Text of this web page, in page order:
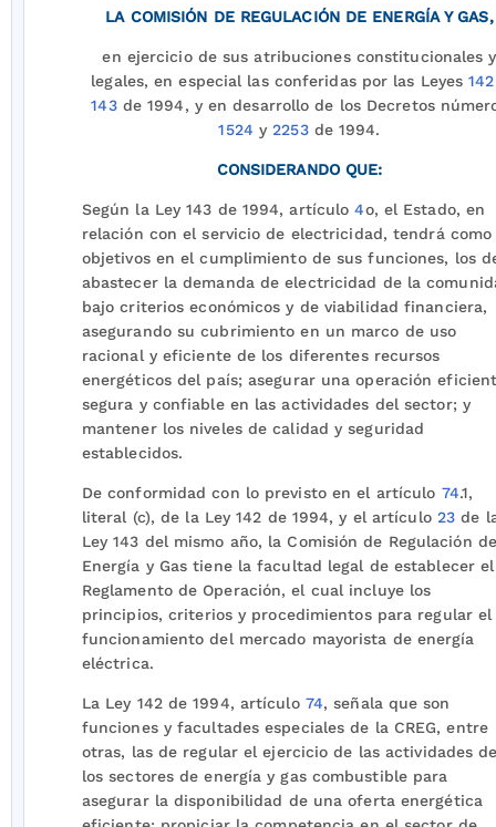
LA COMISIÓN DE REGULACIÓN DE ENERGÍA Y GAS,
en ejercicio de sus atribuciones constitucionales y
legales, en especial las conferidas por las Leyes142
143de 1994, y en desarrollo de los Decretos
1524 y2253de 1994.
CONSIDERANDO QUE:
Según la Ley 143 de 1994, artículo4o, el Estado, en
relación con el servicio de electricidad, tendrá como
objetivos en el cumplimiento de sus funciones, los
abastecer la demanda de electricidad de la
bajo criterios económicos y de viabilidad financiera,
asegurando su cubrimiento en un marco de uso
racional y eficiente de los diferentes recursos
energéticos del país; asegurar una operación
segura y confiable en las actividades del sector; y
mantener los niveles de calidad y seguridad
establecidos.
De conformidad con lo previsto en el artículo 74.1,
literal (c), de la Ley 142 de 1994, y el artículo 23 de
Ley 143 del mismo año, la Comisión de Regulación de
Energía y Gas tiene la facultad legal de establecer el
Reglamento de Operación, el cual incluye los
principios, criterios y procedimientos para regular el
funcionamiento del mercado mayorista de energía
eléctrica.
La Ley 142 de 1994, artículo 74, señala que son
funciones y facultades especiales de la CREG, entre
otras, las de regular el ejercicio de las actividades
los sectores de energía y gas combustible para
asegurar la disponibilidad de una oferta energética